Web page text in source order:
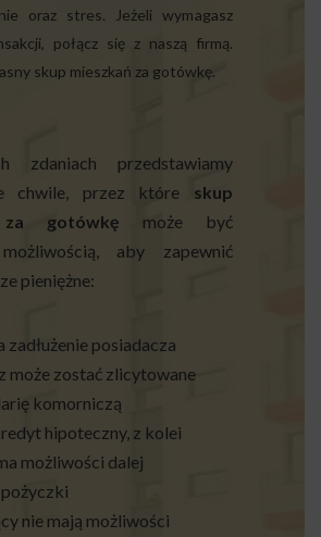
oraz stres. Jeżeli wymagasz
połącz się z naszą firmą.
skup mieszkań za gotówkę.
zdaniach przedstawiamy
chwile, przez które skup
za gotówkę może być
aby zapewnić
pieniężne:
zadłużenie posiadacza
może zostać zlicytowane
komorniczą
hipoteczny, z kolei
możliwości dalej
nie mają możliwości